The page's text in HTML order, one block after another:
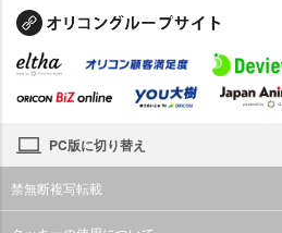
PC版に切り替え
禁無断複写転載